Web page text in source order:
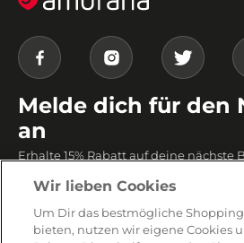
Melde dich für den
an
Erhalte 15% Rabatt auf deine nächste
Produktvorschläge.
Wir lieben Cookies
Um Dir das bestmögliche
bieten, nutzen wir eigene Cookies